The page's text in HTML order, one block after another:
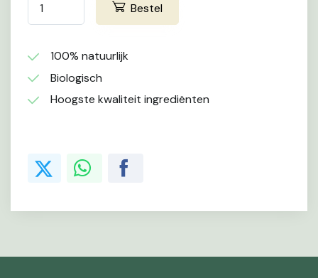
Bestel
100% natuurlijk
Biologisch
Hoogste kwaliteit ingrediënten